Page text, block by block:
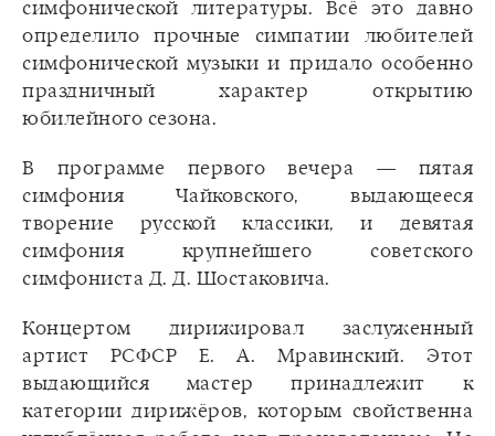
симфонической литературы. Всё это давно
определило прочные симпатии любителей
симфонической музыки и придало особенно
праздничный характер открытию
юбилейного сезона.
В программе первого вечера — пятая
симфония Чайковского, выдающееся
творение русской классики, и девятая
симфония крупнейшего советского
симфониста Д. Д. Шостаковича.
Концертом дирижировал заслуженный
артист РСФСР Е. А. Мравинский. Этот
выдающийся мастер принадлежит к
категории дирижёров, которым свойственна